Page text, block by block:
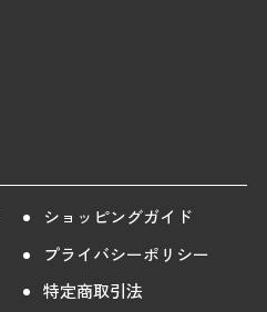
ショッピングガイド
プライバシーポリシー
特定商取引法